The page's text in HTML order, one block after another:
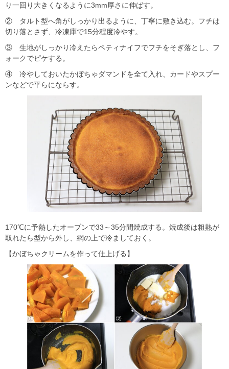
り一回り大きくなるように3mm厚さに伸ばす。
② タルト型へ角がしっかり出るように、丁寧に敷き込む。フチは
切り落とさず、冷凍庫で15分程度冷やす。
③ 生地がしっかり冷えたらペティナイフでフチをそぎ落とし、フ
ォークでピケする。
④ 冷やしておいたかぼちゃダマンドを全て入れ、カードやスプー
ンなどで平らにならす。
170℃に予熱したオーブンで33～35分間焼成する。焼成後は粗熱が
取れたら型から外し、網の上で冷ましておく。
【かぼちゃクリームを作って仕上げる】